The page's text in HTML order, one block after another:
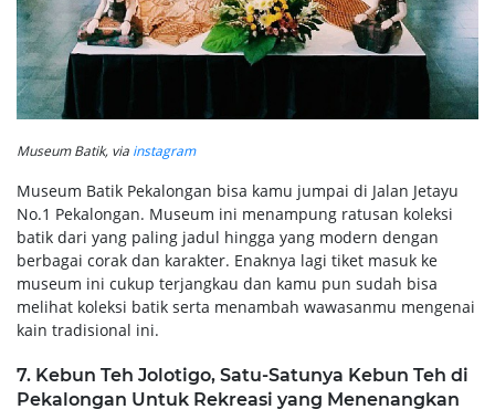
Museum Batik, via instagram
Museum Batik Pekalongan bisa kamu jumpai di Jalan Jetayu
No.1 Pekalongan. Museum ini menampung ratusan koleksi
batik dari yang paling jadul hingga yang modern dengan
berbagai corak dan karakter. Enaknya lagi tiket masuk ke
museum ini cukup terjangkau dan kamu pun sudah bisa
melihat koleksi batik serta menambah wawasanmu mengenai
kain tradisional ini.
7. Kebun Teh Jolotigo, Satu-Satunya Kebun Teh di
Pekalongan Untuk Rekreasi yang Menenangkan